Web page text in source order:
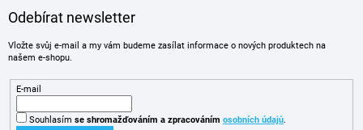
Odebírat newsletter
Vložte svůj e-mail a my vám budeme zasílat informace o nových produktech na
našem e-shopu.
E-mail
Souhlasím se shromažďováním a zpracováním osobních údajů.